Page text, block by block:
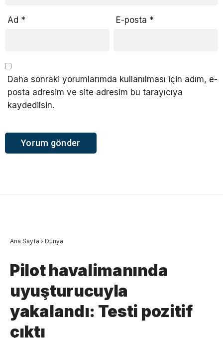
Ad * E-posta *
Daha sonraki yorumlarımda kullanılması için adım, e-
posta adresim ve site adresim bu tarayıcıya
kaydedilsin.
Ana Sayfa › Dünya
Pilot havalimanında
uyuşturucuyla
yakalandı: Testi pozitif
çıktı